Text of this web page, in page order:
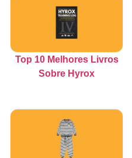
Top 10 Melhores Livros
Sobre Hyrox